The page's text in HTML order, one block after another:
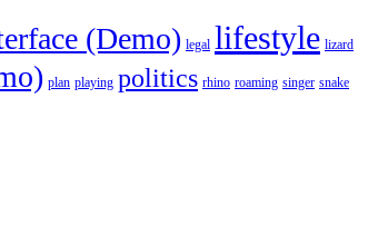
(Demo) legal lifestyle lizard
plan playing politics rhino roaming singer snake